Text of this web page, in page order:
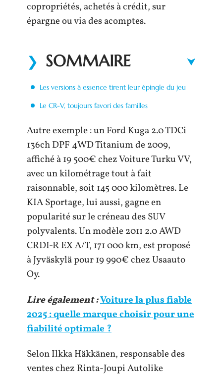
copropriétés, achetés à crédit, sur
épargne ou via des acomptes.
SOMMAIRE
Les versions à essence tirent leur épingle du jeu
Le CR-V, toujours favori des familles
Autre exemple : un Ford Kuga 2.0 TDCi
136ch DPF 4WD Titanium de 2009,
affiché à 19 500€ chez Voiture Turku VV,
avec un kilométrage tout à fait
raisonnable, soit 145 000 kilomètres. Le
KIA Sportage, lui aussi, gagne en
popularité sur le créneau des SUV
polyvalents. Un modèle 2011 2.0 AWD
CRDI-R EX A/T, 171 000 km, est proposé
à Jyväskylä pour 19 990€ chez Usaauto
Oy.
Lire également :Voiture la plus fiable
2025 : quelle marque choisir pour une
fiabilité optimale ?
Selon Ilkka Häkkänen, responsable des
ventes chez Rinta-Joupi Autolike